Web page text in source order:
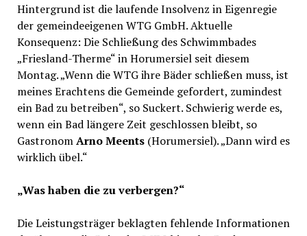
Hintergrund ist die laufende Insolvenz in Eigenregie
der gemeindeeigenen WTG GmbH. Aktuelle
Konsequenz: Die Schließung des Schwimmbades
„Friesland-Therme“ in Horumersiel seit diesem
Montag. „Wenn die WTG ihre Bäder schließen muss, ist
meines Erachtens die Gemeinde gefordert, zumindest
ein Bad zu betreiben“, so Suckert. Schwierig werde es,
wenn ein Bad längere Zeit geschlossen bleibt, so
GastronomArno Meents(Horumersiel). „Dann wird es
wirklich übel.“
„Was haben die zu verbergen?“
Die Leistungsträger beklagten fehlende Informationen